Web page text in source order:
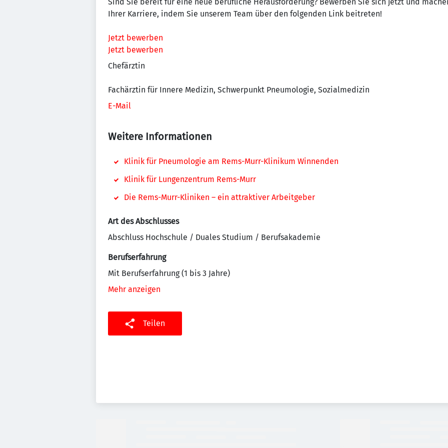
Ihrer Karriere, indem Sie unserem Team über den folgenden Link beitreten!
Jetzt bewerben
Jetzt bewerben
Chefärztin
Fachärztin für Innere Medizin, Schwerpunkt Pneumologie, Sozialmedizin
E-Mail
Weitere Informationen
Klinik für Pneumologie am Rems-Murr-Klinikum Winnenden
Klinik für Lungenzentrum Rems-Murr
Die Rems-Murr-Kliniken – ein attraktiver Arbeitgeber
Art des Abschlusses
Abschluss Hochschule / Duales Studium / Berufsakademie
Berufserfahrung
Mit Berufserfahrung (1 bis 3 Jahre)
Mehr anzeigen
Teilen